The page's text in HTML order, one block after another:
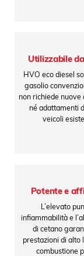
Utilizzabile
HVO eco diesel
gasolio
non richiede nuove
né adattamenti
veicoli
Potente e
L’elevato
infiammabilità e
di cetano
prestazioni di alto
combustione